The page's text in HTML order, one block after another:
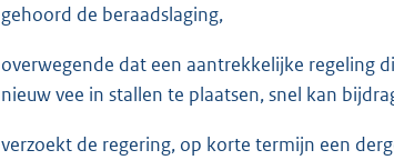
5
K
gehoord de beraadslaging,
overwegende dat een aantrekkelijke regeling
nieuw vee in stallen te plaatsen, snel kan
verzoekt de regering, op korte termijn een